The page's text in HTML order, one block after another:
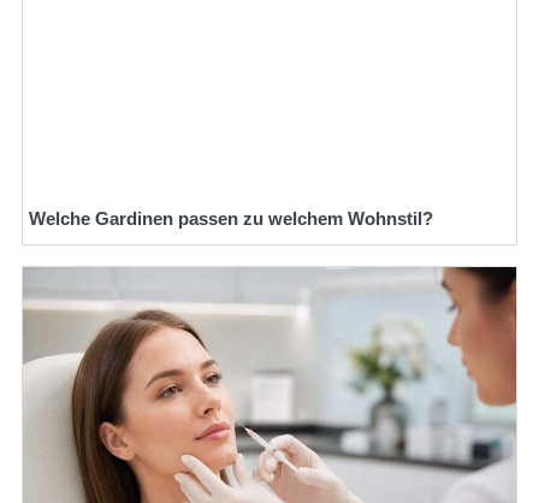
Welche Gardinen passen zu welchem Wohnstil?